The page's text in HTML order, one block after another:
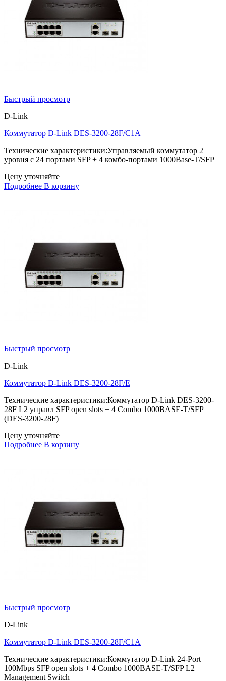
Быстрый просмотр
D-Link
Коммутатор D-Link DES-3200-28F/C1A
Технические характеристики:Управляемый коммутатор 2
уровня с 24 портами SFP + 4 комбо-портами 1000Base-T/SFP
Цену уточняйте
Подробнее В корзину
Быстрый просмотр
D-Link
Коммутатор D-Link DES-3200-28F/E
Технические характеристики:Коммутатор D-Link DES-3200-
28F L2 управл SFP open slots + 4 Combo 1000BASE-T/SFP
(DES-3200-28F)
Цену уточняйте
Подробнее В корзину
Быстрый просмотр
D-Link
Коммутатор D-Link DES-3200-28F/С1A
Технические характеристики:Коммутатор D-Link 24-Port
100Mbps SFP open slots + 4 Combo 1000BASE-T/SFP L2
Management Switch